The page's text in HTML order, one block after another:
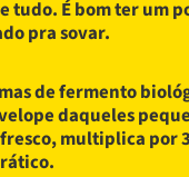
tudo. É bom ter um
pra sovar.
de fermento
daqueles
multiplica por